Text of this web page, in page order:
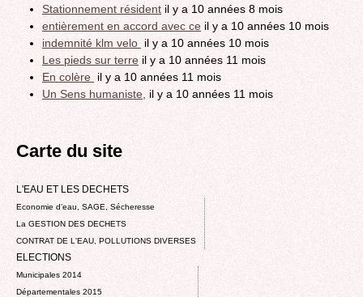
Stationnement résident il y a 10 années 8 mois
entièrement en accord avec ce il y a 10 années 10 mois
indemnité klm velo il y a 10 années 10 mois
Les pieds sur terre il y a 10 années 11 mois
En colère il y a 10 années 11 mois
Un Sens humaniste, il y a 10 années 11 mois
Carte du site
L'EAU ET LES DECHETS
Economie d’eau, SAGE, Sécheresse
La GESTION DES DECHETS
CONTRAT DE L'EAU, POLLUTIONS DIVERSES
ELECTIONS
Municipales 2014
Départementales 2015